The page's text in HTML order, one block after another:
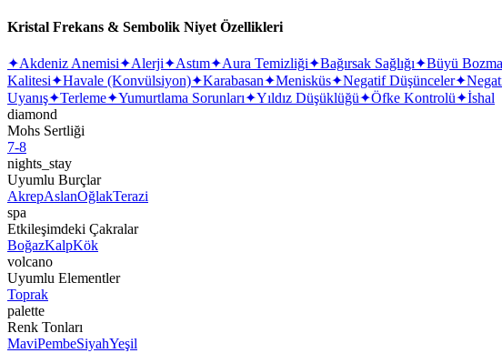
Kristal Frekans & Sembolik Niyet Özellikleri
✦Akdeniz Anemisi✦Alerji✦Astım✦Aura Temizliği✦Bağırsak Sağlığı✦Büyü Bozma
Kalitesi✦Havale (Konvülsiyon)✦Karabasan✦Menisküs✦Negatif Düşünceler✦
Uyanış✦Terleme✦Yumurtlama Sorunları✦Yıldız Düşüklüğü✦Öfke Kontrolü✦İshal
diamond
Mohs Sertliği
7-8
nights_stay
Uyumlu Burçlar
AkrepAslanOğlakTerazi
spa
Etkileşimdeki Çakralar
BoğazKalpKök
volcano
Uyumlu Elementler
Toprak
palette
Renk Tonları
MaviPembeSiyahYeşil